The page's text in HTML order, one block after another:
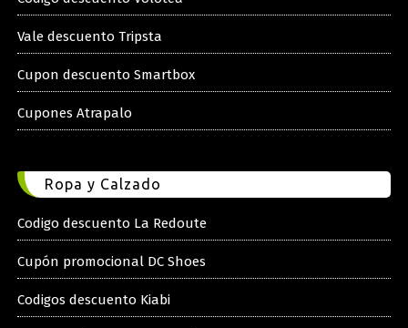
Vale descuento Tripsta
Cupon descuento Smartbox
Cupones Atrapalo
Ropa y Calzado
Codigo descuento La Redoute
Cupón promocional DC Shoes
Codigos descuento Kiabi